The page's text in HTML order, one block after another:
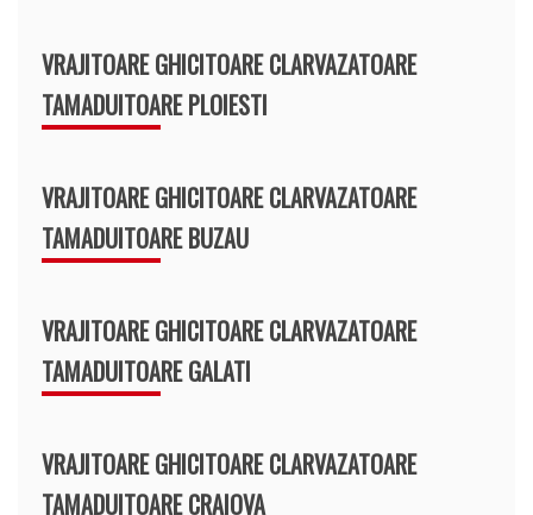
VRAJITOARE GHICITOARE CLARVAZATOARE
TAMADUITOARE PLOIESTI
VRAJITOARE GHICITOARE CLARVAZATOARE
TAMADUITOARE BUZAU
VRAJITOARE GHICITOARE CLARVAZATOARE
TAMADUITOARE GALATI
VRAJITOARE GHICITOARE CLARVAZATOARE
TAMADUITOARE CRAIOVA